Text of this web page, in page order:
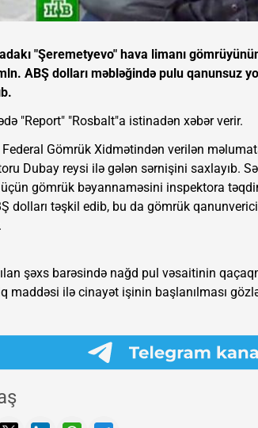
"Şeremetyevo" hava limanı
ABŞ dolları məbləğində pulu qanunsuz
"Report" "Rosbalt"a istinadən xəbər verir.
Gömrük Xidmətindən verilən
Dubay reysi ilə gələn sərnişini saxlayıb.
gömrük bəyannaməsini inspektora
dolları təşkil edib, bu da gömrük
şəxs barəsində nağd pul vəsaitinin
maddəsi ilə cinayət işinin başlanılması